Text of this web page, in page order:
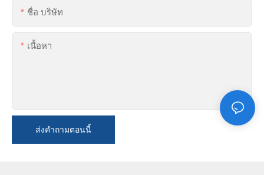
ชื่อ บริษัท
เนื้อหา
ส่งคำถามตอนนี้